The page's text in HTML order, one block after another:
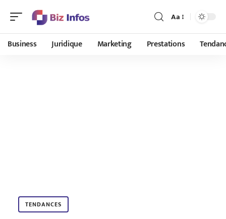
Aa
Business Juridique Marketing Prestations
TENDANCES